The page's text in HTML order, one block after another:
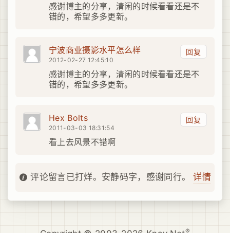
感谢博主的分享，清闲的时候看看还是不
错的，希望多多更新。
回复
宁波商业摄影水平怎么样
2012-02-27 12:45:10
感谢博主的分享，清闲的时候看看还是不
错的，希望多多更新。
回复
Hex Bolts
2011-03-03 18:31:54
看上去风景不错啊
评论留言已打烊。安静码字，感谢同行。 详情
®